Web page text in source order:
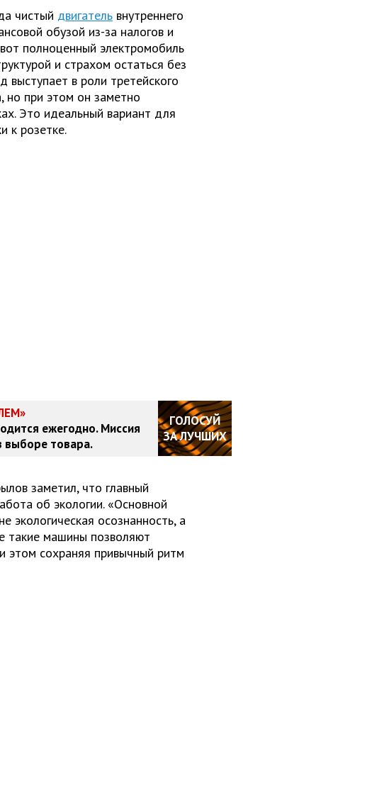
чистый двигатель внутреннего
обузой из-за налогов и
полноценный электромобиль
и страхом остаться без
выступает в роли третейского
но при этом он заметно
Это идеальный вариант для
к розетке.
ежегодно. Миссия
выборе товара.
ГОЛОСУЙ
ЗА ЛУЧШИХ
заметил, что главный
об экологии. «Основной
экологическая осознанность, а
такие машины позволяют
этом сохраняя привычный ритм